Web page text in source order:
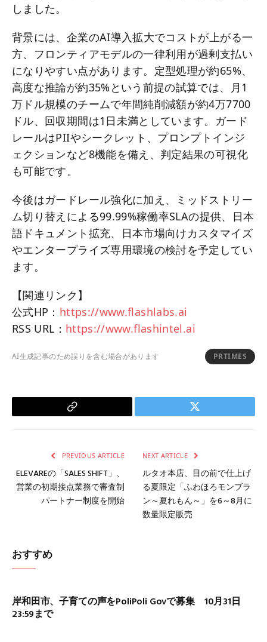
しました。
背景には、企業のAI導入拡大でコストが上がる一
方、フロンティアモデルの一律利用が過剰支払い
になりやすい点があります。定型処理が約65%、
高度な推論が約35%という前提の試算では、月1
万ドル規模のチームで年間純削減額が約4万7700
ドル、回収期間は1日未満としています。ガード
レールはPIIやシークレット、プロンプトインジ
ェクションなど8機能を備え、判定結果の可視化
も可能です。
今後はガードレール強化に加え、ミッドストリー
ム切り替えによる99.99%稼働率SLAの提供、日本
語ドキュメント拡充、日本市場向けカスタマイズ
やエンタープライズ専用環境の検討を予定してい
ます。
【関連リンク】
公式HP： https://www.flashlabs.ai
RSS URL： https://www.flashintel.ai
AI生成記事のため誤りを含む場合があります PRTIMES
Copy
Twitter
PREVIOUS ARTICLE
ELEVAREの「SALES SHIFT」、
営業の初期接点業務で審査制
パートナー制度を開始
NEXT ARTICLE
ルタオ本店、目の前で仕上げ
る夏限定「ふわほろモンブラ
ン～夏れもん～」を6～8月に
数量限定販売
おすすめ
岸和田市、子育ての声をPoliPoli Govで募集 10月31日
23:59まで